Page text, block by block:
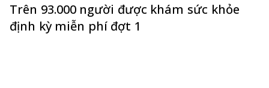
Trên 93.000 người được khám sức khỏe
định kỳ miễn phí đợt 1